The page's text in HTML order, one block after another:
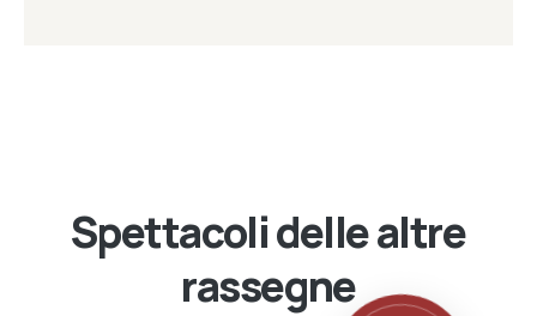
Spettacoli delle altre
rassegne